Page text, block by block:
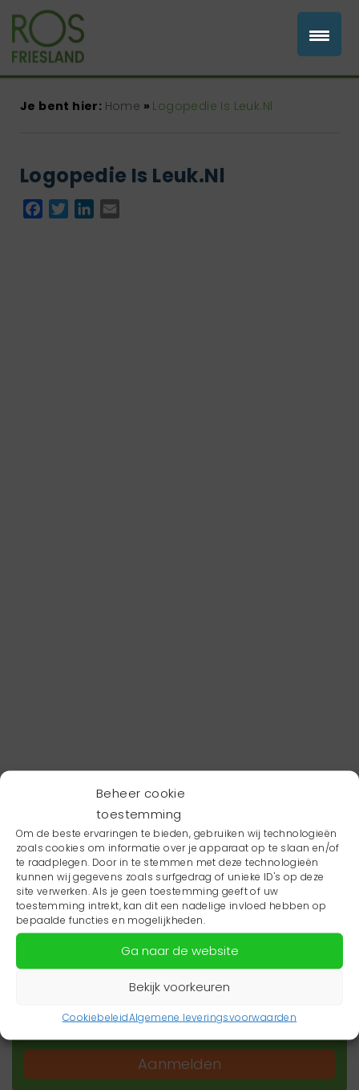
Beheer cookie
toestemming
Om de beste ervaringen te bieden, gebruiken wij technologieën
zoals cookies om informatie over je apparaat op te slaan en/of
te raadplegen. Door in te stemmen met deze technologieën
kunnen wij gegevens zoals surfgedrag of unieke ID's op deze
site verwerken. Als je geen toestemming geeft of uw
toestemming intrekt, kan dit een nadelige invloed hebben op
bepaalde functies en mogelijkheden.
Ga naar de website
Bekijk voorkeuren
CookiebeleidAlgemene leveringsvoorwaarden
Je bent hier: Home » Logopedie Is Leuk.Nl
Logopedie Is Leuk.Nl
Facebook
TwitterLinkedIn
Wil je niets missen?
Wil je op de hoogte blijven van het laatste
zorgnieuws in jouw regio? Schrijf je dan in voor
onze nieuwsbrief.
Aanmelden